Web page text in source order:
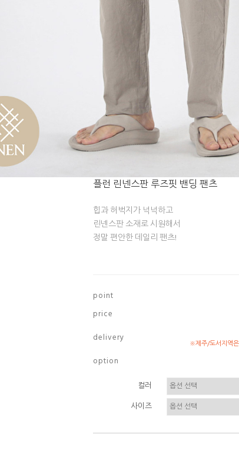
플런 린넨스판 루즈핏 밴딩 팬츠
힙과 허벅지가 넉넉하고
린넨스판 소재로 시원해서
정말 편안한 데일리 팬츠!
p o i n t
p r i c e
d e l i v e r y
※제주/도서지역
o p t i o n
컬러
사이즈